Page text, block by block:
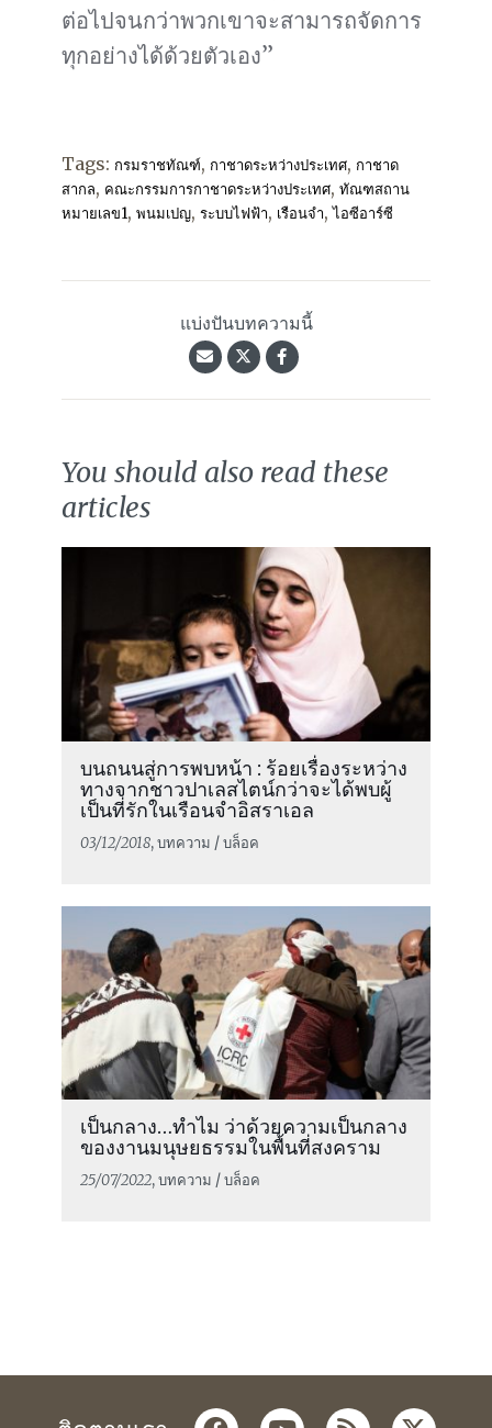
ต่อไปจนกว่าพวกเขาจะสามารถจัดการ
ทุกอย่างได้ด้วยตัวเอง”
Tags: กรมราชทัณฑ์, กาชาดระหว่างประเทศ, กาชาด
สากล, คณะกรรมการกาชาดระหว่างประเทศ, ทัณฑสถาน
หมายเลข1, พนมเปญ, ระบบไฟฟ้า, เรือนจำ,ไอซีอาร์ซี
แบ่งปันบทความนี้
You should also read these
articles
บนถนนสู่การพบหน้า : ร้อยเรื่องระหว่าง
ทางจากชาวปาเลสไตน์กว่าจะได้พบผู้
เป็นที่รักในเรือนจำอิสราเอล
03/12/2018, บทความ / บล็อค
เป็นกลาง…ทำไม ว่าด้วยความเป็นกลาง
ของงานมนุษยธรรมในพื้นที่สงคราม
25/07/2022, บทความ / บล็อค